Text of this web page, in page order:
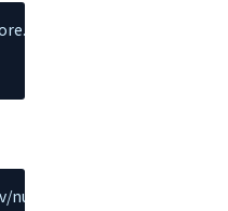
2>/dev/null